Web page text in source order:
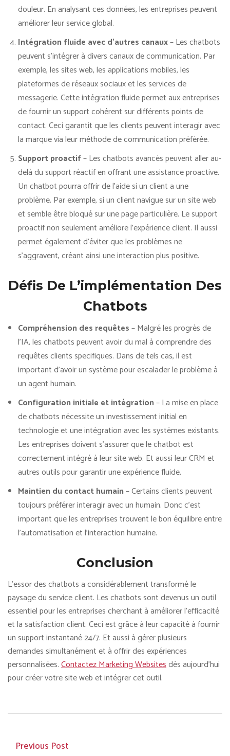
douleur. En analysant ces données, les entreprises peuvent
améliorer leur service global.
Intégration fluide avec d’autres canaux– Les chatbots
peuvent s’intégrer à divers canaux de communication. Par
exemple, les sites web, les applications mobiles, les
plateformes de réseaux sociaux et les services de
messagerie. Cette intégration fluide permet aux entreprises
de fournir un support cohérent sur différents points de
contact. Ceci garantit que les clients peuvent interagir avec
la marque via leur méthode de communication préférée.
Support proactif– Les chatbots avancés peuvent aller au-
delà du support réactif en offrant une assistance proactive.
Un chatbot pourra offrir de l’aide si un client a une
problème. Par exemple, si un client navigue sur un site web
et semble être bloqué sur une page particulière. Le support
proactif non seulement améliore l’expérience client. Il aussi
permet également d’éviter que les problèmes ne
s’aggravent, créant ainsi une interaction plus positive.
Défis De L’implémentation Des
Chatbots
Compréhension des requêtes– Malgré les progrès de
l’IA, les chatbots peuvent avoir du mal à comprendre des
requêtes clients specifiques. Dans de tels cas, il est
important d’avoir un système pour escalader le problème à
un agent humain.
Configuration initiale et intégration– La mise en place
de chatbots nécessite un investissement initial en
technologie et une intégration avec les systèmes existants.
Les entreprises doivent s’assurer que le chatbot est
correctement intégré à leur site web. Et aussi leur CRM et
autres outils pour garantir une expérience fluide.
Maintien du contact humain– Certains clients peuvent
toujours préférer interagir avec un humain. Donc c’est
important que les entreprises trouvent le bon équilibre entre
l’automatisation et l’interaction humaine.
Conclusion
L’essor des chatbots a considérablement transformé le
paysage du service client. Les chatbots sont devenus un outil
essentiel pour les entreprises cherchant à améliorer l’efficacité
et la satisfaction client. Ceci est grâce à leur capacité à fournir
un support instantané 24/7. Et aussi à gérer plusieurs
demandes simultanément et à offrir des expériences
personnalisées.Contactez Marketing Websitesdès aujourd’hui
pour créer votre site web et intégrer cet outil.
Previous Post